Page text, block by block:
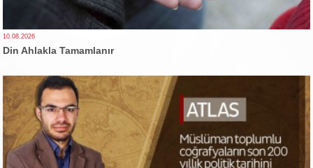
10.08.2026
Din Ahlakla Tamamlanır